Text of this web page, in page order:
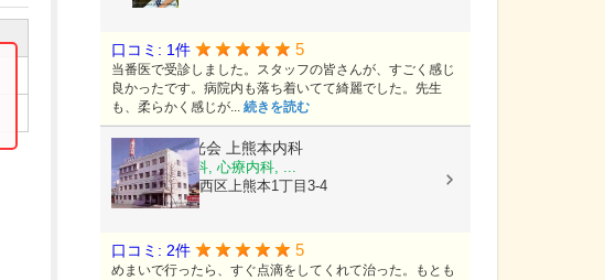
口コミ: 1件 5
当番医で受診しました。スタッフの皆さんが、すごく感じ
良かったです。病院内も落ち着いてて綺麗でした。先生
も、柔らかく感じが... 続きを読む
医療法人陽光会 上熊本内科
内科, 神経内科, 心療内科, ...
熊本県熊本市西区上熊本1丁目3-4
口コミ: 2件 5
めまいで行ったら、すぐ点滴をしてくれて治った。もとも